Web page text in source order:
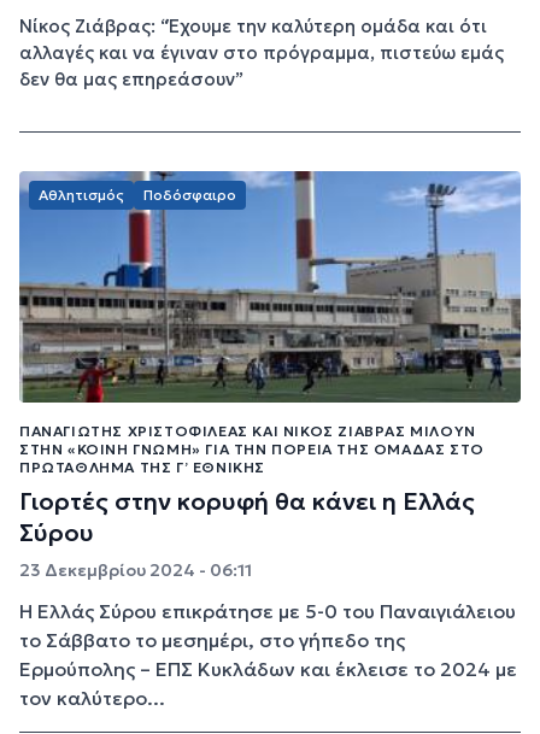
Νίκος Ζιάβρας: “Έχουμε την καλύτερη ομάδα και ότι
αλλαγές και να έγιναν στο πρόγραμμα, πιστεύω εμάς
δεν θα μας επηρεάσουν”
Αθλητισμός Ποδόσφαιρο
ΠΑΝΑΓΙΏΤΗΣ ΧΡΙΣΤΟΦΙΛΈΑΣ ΚΑΙ ΝΊΚΟΣ ΖΙΆΒΡΑΣ ΜΙΛΟΎΝ
ΣΤΗΝ «ΚΟΙΝΉ ΓΝΏΜΗ» ΓΙΑ ΤΗΝ ΠΟΡΕΊΑ ΤΗΣ ΟΜΆΔΑΣ ΣΤΟ
ΠΡΩΤΆΘΛΗΜΑ ΤΗΣ Γ’ ΕΘΝΙΚΉΣ
Γιορτές στην κορυφή θα κάνει η Ελλάς
Σύρου
23 Δεκεμβρίου 2024 - 06:11
Η Ελλάς Σύρου επικράτησε με 5-0 του Παναιγιάλειου
το Σάββατο το μεσημέρι, στο γήπεδο της
Ερμούπολης – ΕΠΣ Κυκλάδων και έκλεισε το 2024 με
τον καλύτερο...